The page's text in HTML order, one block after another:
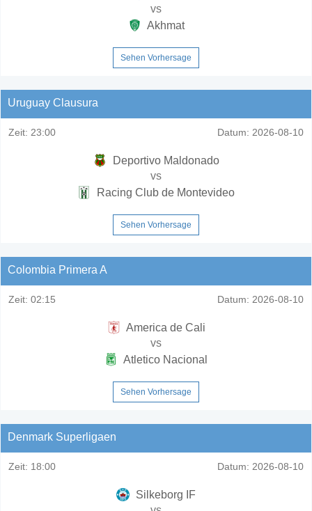
vs
Akhmat
Sehen Vorhersage
Uruguay Clausura
Zeit: 23:00 Datum: 2026-08-10
Deportivo Maldonado
vs
Racing Club de Montevideo
Sehen Vorhersage
Colombia Primera A
Zeit: 02:15 Datum: 2026-08-10
America de Cali
vs
Atletico Nacional
Sehen Vorhersage
Denmark Superligaen
Zeit: 18:00 Datum: 2026-08-10
Silkeborg IF